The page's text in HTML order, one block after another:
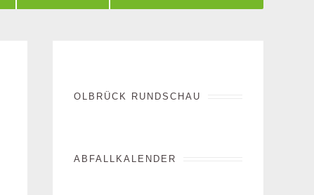
OLBRÜCK RUNDSCHAU
ABFALLKALENDER